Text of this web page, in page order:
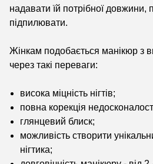
надавати їй потрібної довжини,
підпилювати.
Жінкам подобається манікюр з
через такі переваги:
висока міцність нігтів;
повна корекція
глянцевий блиск;
можливість створити
нігтика;